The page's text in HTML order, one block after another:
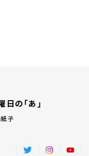
の「あ」
子